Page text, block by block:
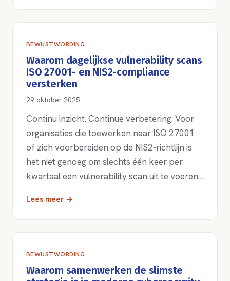
BEWUSTWORDING
Waarom dagelijkse vulnerability scans
ISO 27001- en NIS2-compliance
versterken
29 oktober 2025
Continu inzicht. Continue verbetering. Voor
organisaties die toewerken naar ISO 27001
of zich voorbereiden op de NIS2-richtlijn is
het niet genoeg om slechts één keer per
kwartaal een vulnerability scan uit te voeren…
Lees meer →
BEWUSTWORDING
Waarom samenwerken de slimste